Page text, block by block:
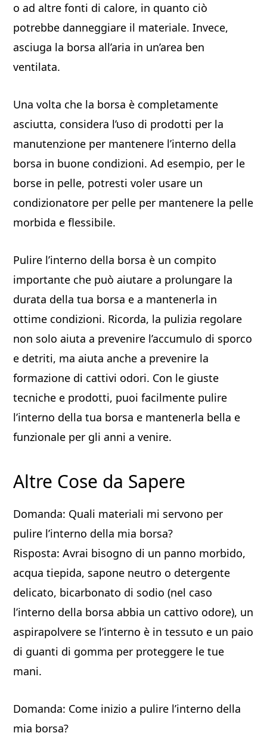
o ad altre fonti di calore, in quanto ciò
potrebbe danneggiare il materiale. Invece,
asciuga la borsa all’aria in un’area ben
ventilata.
Una volta che la borsa è completamente
asciutta, considera l’uso di prodotti per la
manutenzione per mantenere l’interno della
borsa in buone condizioni. Ad esempio, per le
borse in pelle, potresti voler usare un
condizionatore per pelle per mantenere la pelle
morbida e flessibile.
Pulire l’interno della borsa è un compito
importante che può aiutare a prolungare la
durata della tua borsa e a mantenerla in
ottime condizioni. Ricorda, la pulizia regolare
non solo aiuta a prevenire l’accumulo di sporco
e detriti, ma aiuta anche a prevenire la
formazione di cattivi odori. Con le giuste
tecniche e prodotti, puoi facilmente pulire
l’interno della tua borsa e mantenerla bella e
funzionale per gli anni a venire.
Altre Cose da Sapere
Domanda: Quali materiali mi servono per
pulire l’interno della mia borsa?
Risposta: Avrai bisogno di un panno morbido,
acqua tiepida, sapone neutro o detergente
delicato, bicarbonato di sodio (nel caso
l’interno della borsa abbia un cattivo odore), un
aspirapolvere se l’interno è in tessuto e un paio
di guanti di gomma per proteggere le tue
mani.
Domanda: Come inizio a pulire l’interno della
mia borsa?